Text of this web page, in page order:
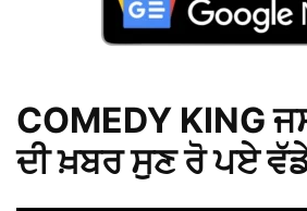
COMEDY KING
ਦੀ ਖ਼ਬਰ ਸੁਣ ਰੋ ਪਏ